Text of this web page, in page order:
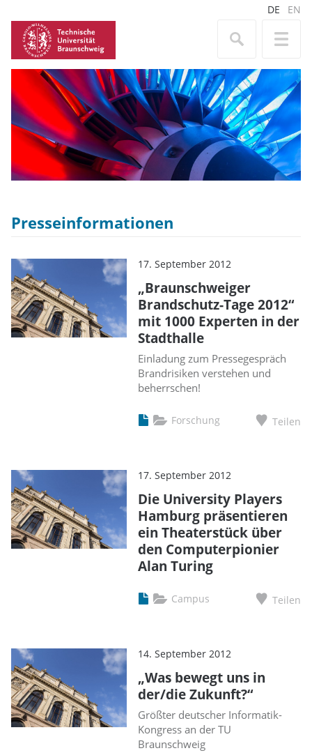
DE EN
Presseinformationen
17. September 2012
„Braunschweiger
Brandschutz-Tage 2012“
mit 1000 Experten in der
Stadthalle
Einladung zum Pressegespräch
Brandrisiken verstehen und
beherrschen!
Forschung Teilen
17. September 2012
Die University Players
Hamburg präsentieren
ein Theaterstück über
den Computerpionier
Alan Turing
Campus Teilen
14. September 2012
„Was bewegt uns in
der/die Zukunft?“
Größter deutscher Informatik-
Kongress an der TU
Braunschweig